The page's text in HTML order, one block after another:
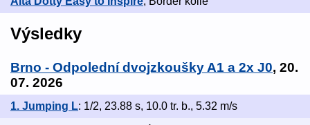
Výsledky
Brno - Odpolední dvojzkoušky A1 a 2x J0, 20.
07. 2026
1. Jumping L: 1/2, 23.88 s, 10.0 tr. b., 5.32 m/s